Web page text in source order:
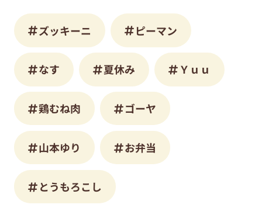
ズッキーニ ピーマン
なす 夏休み Ｙｕｕ
鶏むね肉 ゴーヤ
山本ゆり お弁当
とうもろこし